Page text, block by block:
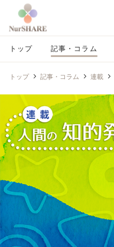
トップ 記事・コラム
トップ 記事・コラム 連載